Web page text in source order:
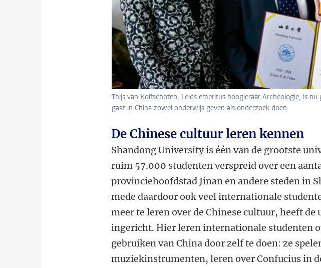
Thijs van Kolfschoten, Leids emeritus hoogleraar Archeologie, is
gaat in China zowel onderwijs geven als onderzoek doen.
De Chinese cultuur leren kennen
Shandong University is één van de grootste
ruim 57.000 studenten verspreid over een
provinciehoofdstad Jinan en andere steden in
mede daardoor ook veel internationale
meer te leren over de Chinese cultuur, heeft
ingericht. Hier leren internationale studenten
gebruiken van China door zelf te doen: ze
muziekinstrumenten, leren over Confucius in